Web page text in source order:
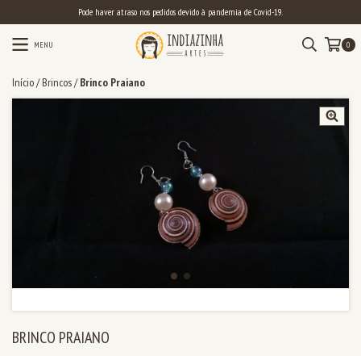
Pode haver atraso nos pedidos devido à pandemia de Covid-19.
MENU 0
Início/ Brincos/ Brinco Praiano
BRINCO PRAIANO